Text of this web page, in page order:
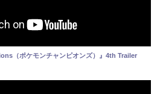
（ポケモンチャンピオンズ）』4th Trailer